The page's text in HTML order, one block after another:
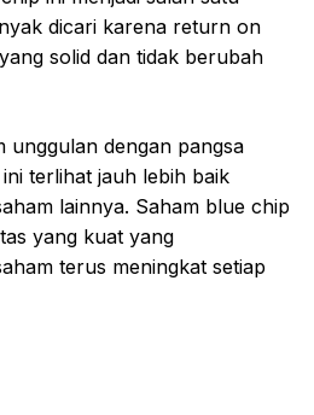
dicari karena return on
solid dan tidak berubah
unggulan dengan pangsa
terlihat jauh lebih baik
lainnya. Saham blue chip
yang kuat yang
terus meningkat setiap